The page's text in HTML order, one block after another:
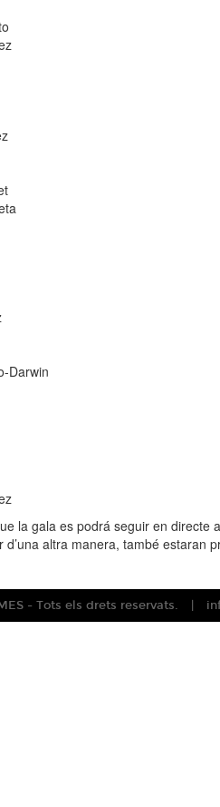
Darwin
la gala es podrá seguir en directe
d’una altra manera, també estaran
- Tots els drets reservats.